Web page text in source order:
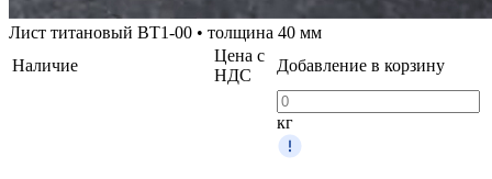
Лист титановый ВТ1-00 • толщина 40 мм
Наличие
Цена с
НДС
Добавление в корзину
кг